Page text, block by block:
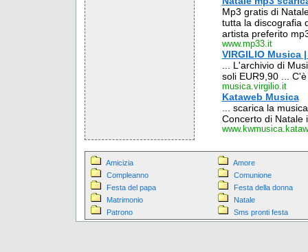
Mp3 gratis di
tutta la discografia
artista preferito
www.mp33.it
VIRGILIO Musica
... L'archivio di
soli EUR9,90 ...
musica.virgilio.it
Kataweb Musica
... scarica la
Concerto di Natale
Amicizia
Amore
Compleanno
Comunione
Festa del papa
Festa della donna
Matrimonio
Natale
Patrono
Sms pronti festa